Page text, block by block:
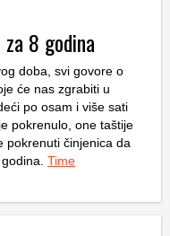
8 godina
doba, svi govore o
će nas zgrabiti u
po osam i više sati
pokrenulo, one taštije
pokrenuti činjenica da
Time